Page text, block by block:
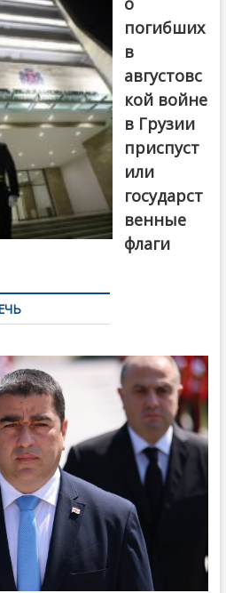
погибших
в
августовс
кой войне
в Грузии
приспуст
или
государст
венные
флаги